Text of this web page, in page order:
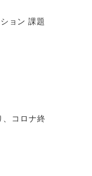
ョン 課題
コロナ終